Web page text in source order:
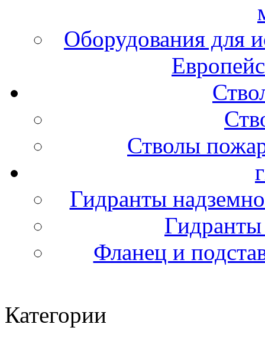
Оборудования для
Стволы
Гидранты
Фланец и
Категории